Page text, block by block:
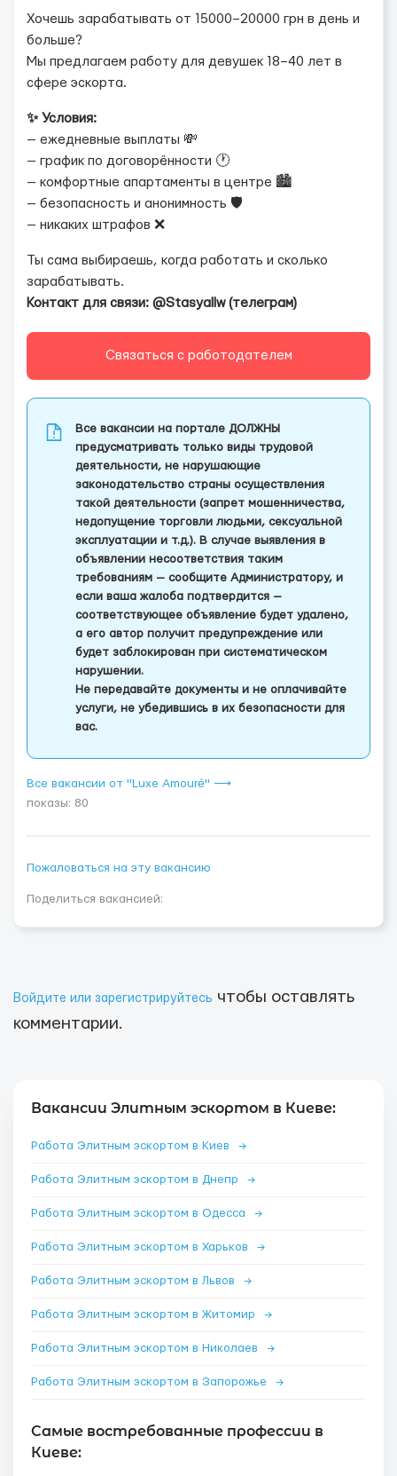
Хочешь зарабатывать от 15000–20000 грн в день и
больше?
Мы предлагаем работу для девушек 18–40 лет в
сфере эскорта.
✨ Условия:
— ежедневные выплаты 💸
— график по договорённости 🕐
— комфортные апартаменты в центре 🏙
— безопасность и анонимность 🛡
— никаких штрафов ❌
Ты сама выбираешь, когда работать и сколько
зарабатывать.
Контакт для связи: @Stasyallw (телеграм)
Связаться с работодателем
Все вакансии на портале ДОЛЖНЫ
предусматривать только виды трудовой
деятельности, не нарушающие
законодательство страны осуществления
такой деятельности (запрет мошенничества,
недопущение торговли людьми, сексуальной
эксплуатации и т.д.). В случае выявления в
объявлении несоответствия таким
требованиям — сообщите Администратору, и
если ваша жалоба подтвердится —
соответствующее объявление будет удалено,
а его автор получит предупреждение или
будет заблокирован при систематическом
нарушении.
Не передавайте документы и не оплачивайте
услуги, не убедившись в их безопасности для
вас.
Все вакансии от "Luxe Amouré" ⟶
показы: 80
Пожаловаться на эту вакансию
Поделиться вакансией:
Войдите или зарегистрируйтесь чтобы оставлять
комментарии.
Вакансии Элитным эскортом в Киеве:
Работа Элитным эскортом в Киев →
Работа Элитным эскортом в Днепр →
Работа Элитным эскортом в Одесса →
Работа Элитным эскортом в Харьков →
Работа Элитным эскортом в Львов →
Работа Элитным эскортом в Житомир →
Работа Элитным эскортом в Николаев →
Работа Элитным эскортом в Запорожье →
Самые востребованные профессии в
Киеве: